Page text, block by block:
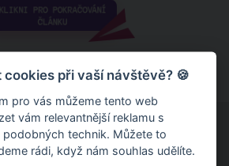
cookies při vaší návštěvě? 🍪
pro vás můžeme tento web
vám relevantnější reklamu s
technik. Můžete to
rádi, když nám souhlas udělíte.